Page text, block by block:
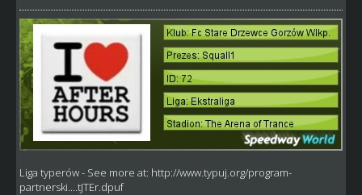
Liga typerów- See more at: http://www.typuj.org/program-
partnerski....tJTEr.dpuf